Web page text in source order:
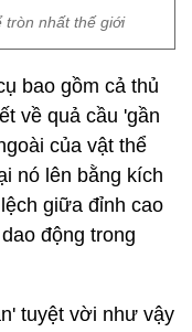
tròn nhất thế giới
bao gồm cả thủ
về quả cầu 'gần
của vật thể
nó lên bằng kích
giữa đỉnh cao
động trong
tuyệt vời như vậy